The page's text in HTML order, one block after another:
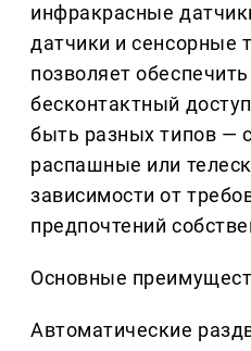
инфракрасные
датчики и сенсорные
позволяет
бесконтактный
быть разных типов —
распашные или
зависимости от
предпочтений
Основные
Автоматические